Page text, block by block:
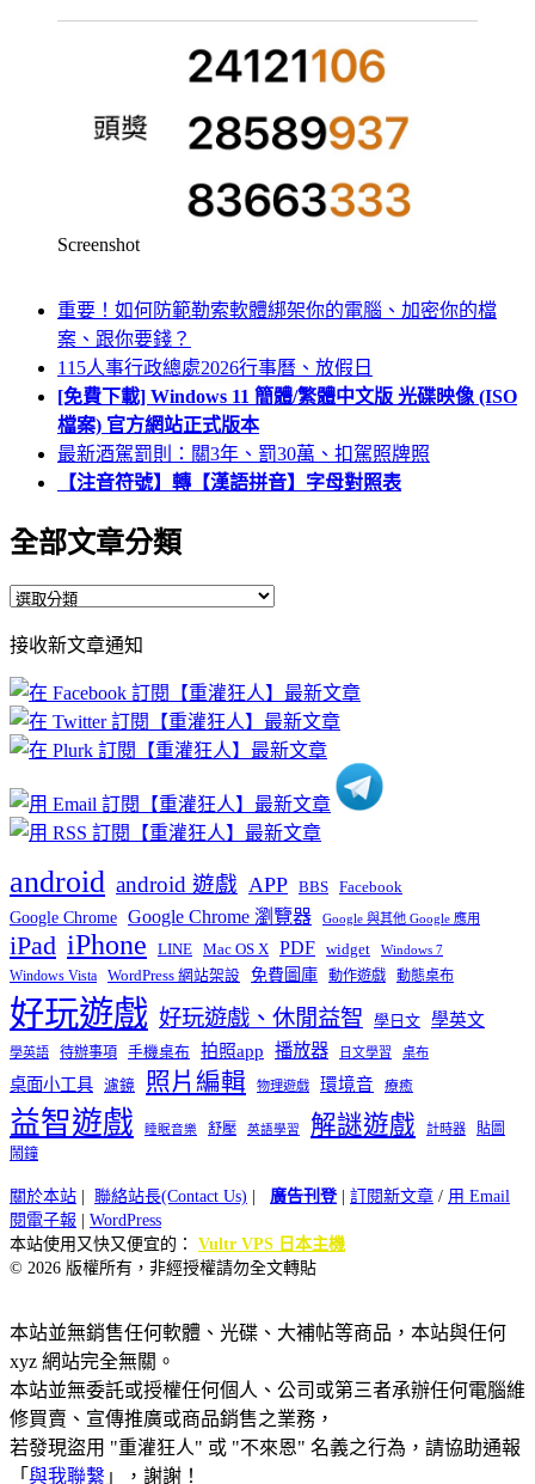
Screenshot
重要！如何防範勒索軟體綁架你的電腦、加密你的檔
案、跟你要錢？
115人事行政總處2026行事曆、放假日
[免費下載] Windows 11 簡體/繁體中文版 光碟映像 (ISO
檔案) 官方網站正式版本
最新酒駕罰則：關3年、罰30萬、扣駕照牌照
【注音符號】轉【漢語拼音】字母對照表
全部文章分類
全
文
章
分
類
接收新文章通知
android android 遊戲 APP BBS Facebook
Google Chrome Google Chrome 瀏覽器 Google 與其他 Google 應用
iPad iPhone LINE Mac OS X PDF widget Windows 7
Windows Vista WordPress 網站架設 免費圖庫 動作遊戲 動態桌布
好玩遊戲 好玩遊戲、休閒益智 學日文 學英文
學英語 待辦事項 手機桌布 拍照app 播放器 日文學習 桌布
桌面小工具 濾鏡 照片編輯 物理遊戲 環境音 療癒
益智遊戲 睡眠音樂 舒壓 英語學習 解謎遊戲 計時器
貼圖
鬧鐘
關於本站 聯絡站長(Contact Us) 廣告刊登| 訂閱新文章 / 用 Email
閱電子報
WordPress
本站使用又快又便宜的： Vultr VPS 日本主機
© 2026 版權所有，非經授權請勿全文轉貼
本站並無銷售任何軟體、光碟、大補帖等商品，本站與任何
xyz 網站完全無關。
本站並無委託或授權任何個人、公司或第三者承辦任何電腦維
修買賣、宣傳推廣或商品銷售之業務，
若發現盜用 "重灌狂人" 或 "不來恩" 名義之行為，請協助通報
「 與我聯繫 」，謝謝！